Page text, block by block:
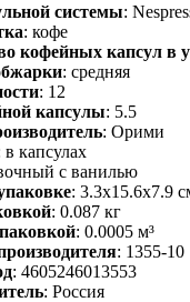
системы:
: кофе
кофейных капсул в
: средняя
: 12
капсулы: 5.5
: Орими
в капсулах
с ванилью
: 3.3x15.6x7.9
: 0.087 кг
: 0.0005 м³
: 1355-10
: 4605246013553
: Россия